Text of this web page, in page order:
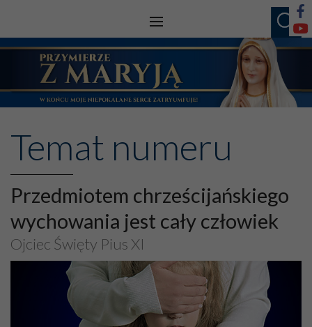
Temat numeru
Przedmiotem chrześcijańskiego
wychowania jest cały człowiek
Ojciec Święty Pius XI